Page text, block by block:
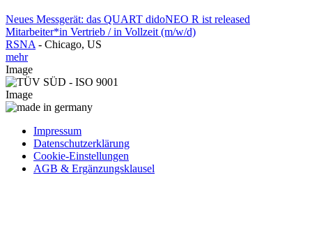
Neues Messgerät: das QUART didoNEO R ist released
Mitarbeiter*in Vertrieb / in Vollzeit (m/w/d)
RSNA - Chicago, US
mehr
Image
Image
Impressum
Datenschutzerklärung
Cookie-Einstellungen
AGB & Ergänzungsklausel